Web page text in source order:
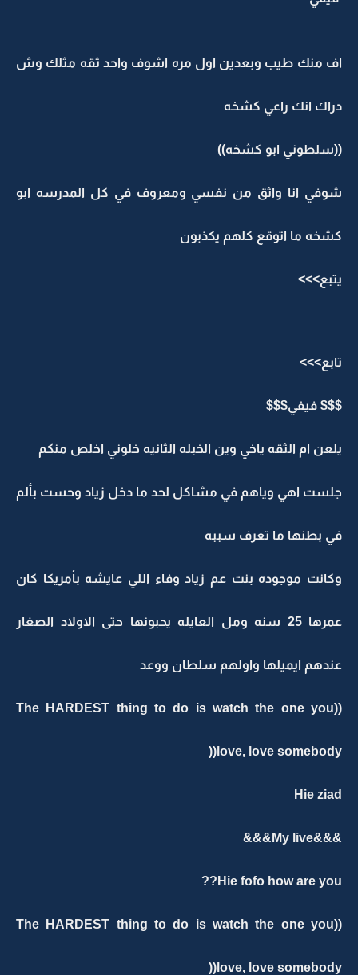
اف منك طيب وبعدين اول مره اشوف واحد ثقه مثلك وش
دراك انك راعي كشخه
((سلطوني ابو كشخه))
شوفي انا واثق من نفسي ومعروف في كل المدرسه ابو
كشخه ما اتوقع كلهم يكذبون
يتبع>>>
تابع>>>
$$$ فيفي$$$
يلعن ام الثقه ياخي وين الخبله الثانيه خلوني اخلص منكم
جلست اهي وياهم في مشاكل لحد ما دخل زياد وحست بألم
في بطنها ما تعرف سببه
وكانت موجوده بنت عم زياد وفاء اللي عايشه بأمريكا كان
عمرها 25 سنه ومل العايله يحبونها حتى الاولاد الصغار
عندهم ايميلها واولهم سلطان ووعد
((The HARDEST thing to do is watch the one you
love, love somebody((
Hie ziad
&&&My live&&&
Hie fofo how are you??
((The HARDEST thing to do is watch the one you
love, love somebody((